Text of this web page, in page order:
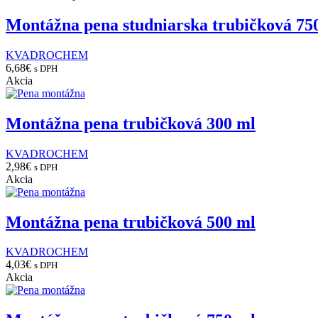
Montážna pena studniarska trubičková
KVADROCHEM
6,68€ s DPH
Akcia
Montážna pena trubičková 300 ml
KVADROCHEM
2,98€ s DPH
Akcia
Montážna pena trubičková 500 ml
KVADROCHEM
4,03€ s DPH
Akcia